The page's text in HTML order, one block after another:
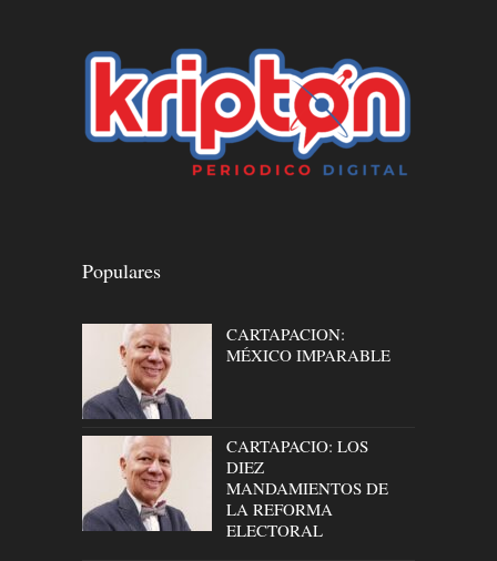
Populares
CARTAPACION:
MÉXICO IMPARABLE
CARTAPACIO: LOS
DIEZ
MANDAMIENTOS DE
LA REFORMA
ELECTORAL